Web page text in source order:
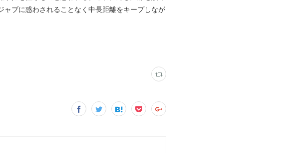
ブに惑わされることなく中長距離をキープしなが